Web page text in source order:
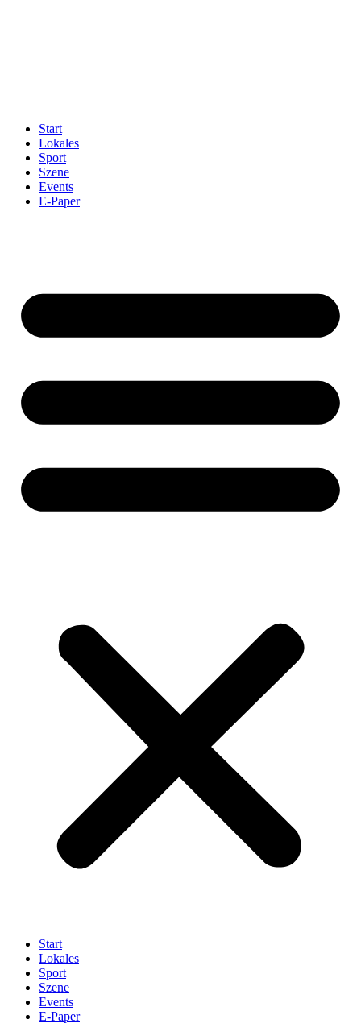
Start
Lokales
Sport
Szene
Events
E-Paper
Start
Lokales
Sport
Szene
Events
E-Paper